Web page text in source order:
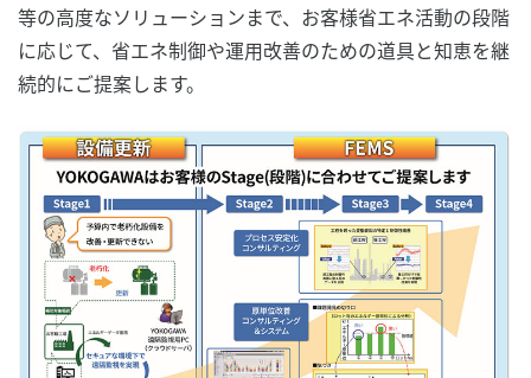
等の高度なソリューションまで、お客様省エネ活動の段階
に応じて、省エネ制御や運用改善のための道具と知恵を継
続的にご提案します。